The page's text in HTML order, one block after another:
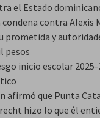
el Estado
contra Alexis
prometida y
pesos
inicio escolar 2025-
afirmó que Punta
hizo lo que él